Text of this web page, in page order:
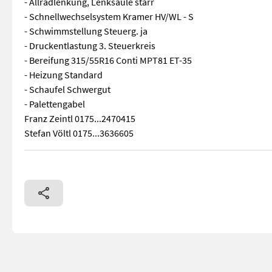
- Schnellwechselsystem Kramer HV/WL - S
- Schwimmstellung Steuerg. ja
- Druckentlastung 3. Steuerkreis
- Bereifung 315/55R16 Conti MPT81 ET-35
- Heizung Standard
- Schaufel Schwergut
- Palettengabel
Franz Zeintl 0175...2470415
Stefan Völtl 0175...3636605
aktuell ca 20 BS Austattung zusätzlich zur